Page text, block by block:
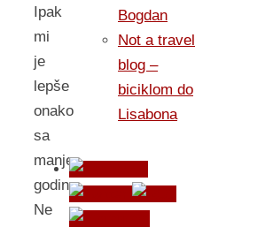
Ipak
mi
je
lepše
onako
sa
manje
godina.
Ne
Bogdan
Not a travel
blog –
biciklom do
Lisabona